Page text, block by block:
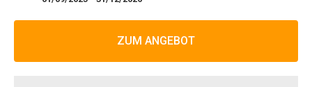
ZUM ANGEBOT